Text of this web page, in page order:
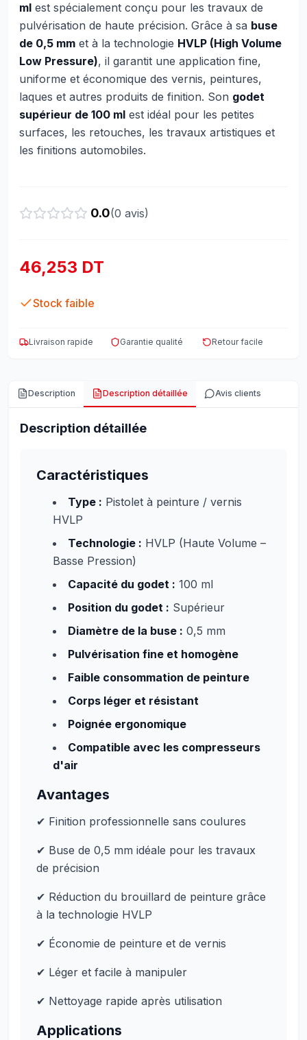
ml est spécialement conçu pour les travaux de
pulvérisation de haute précision. Grâce à sa buse
de 0,5 mm et à la technologie HVLP (High Volume
Low Pressure), il garantit une application fine,
uniforme et économique des vernis, peintures,
laques et autres produits de finition. Son godet
supérieur de 100 ml est idéal pour les petites
surfaces, les retouches, les travaux artistiques et
les finitions automobiles.
0.0(0 avis)
46,253 DT
Stock faible
Livraison rapide Garantie qualité Retour facile
Description Description détaillée Avis clients
Description détaillée
Caractéristiques
Type : Pistolet à peinture / vernis
HVLP
Technologie : HVLP (Haute Volume –
Basse Pression)
Capacité du godet : 100 ml
Position du godet : Supérieur
Diamètre de la buse : 0,5 mm
Pulvérisation fine et homogène
Faible consommation de peinture
Corps léger et résistant
Poignée ergonomique
Compatible avec les compresseurs
d'air
Avantages
✔ Finition professionnelle sans coulures
✔ Buse de 0,5 mm idéale pour les travaux
de précision
✔ Réduction du brouillard de peinture grâce
à la technologie HVLP
✔ Économie de peinture et de vernis
✔ Léger et facile à manipuler
✔ Nettoyage rapide après utilisation
Applications